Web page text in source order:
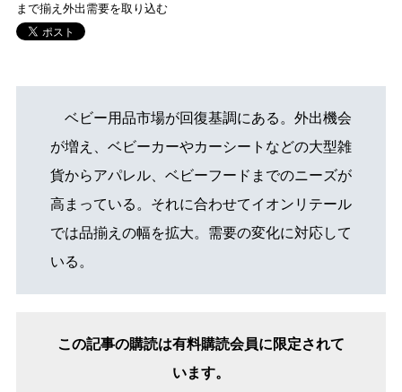
まで揃え外出需要を取り込む
ベビー用品市場が回復基調にある。外出機会
が増え、ベビーカーやカーシートなどの大型雑
貨からアパレル、ベビーフードまでのニーズが
高まっている。それに合わせてイオンリテール
では品揃えの幅を拡大。需要の変化に対応して
いる。
この記事の購読は有料購読会員に限定されて
います。